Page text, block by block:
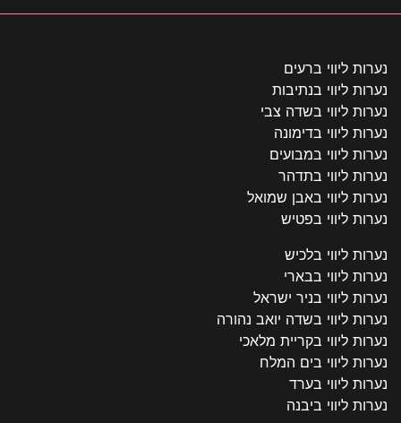
נערות ליווי ברעים
נערות ליווי בנתיבות
נערות ליווי בשדה צבי
נערות ליווי בדימונה
נערות ליווי במבועים
נערות ליווי בתדהר
נערות ליווי באבן שמואל
נערות ליווי בפטיש
נערות ליווי בלכיש
נערות ליווי בבארי
נערות ליווי בניר ישראל
נערות ליווי בשדה יואב נהורה
נערות ליווי בקריית מלאכי
נערות ליווי בים המלח
נערות ליווי בערד
נערות ליווי ביבנה